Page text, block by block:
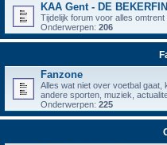
KAA Gent - DE
Tijdelijk forum voor alles
Onderwerpen: 206
Fanzone
Alles wat niet over voetbal gaat,
andere sporten, muziek,
Onderwerpen: 225